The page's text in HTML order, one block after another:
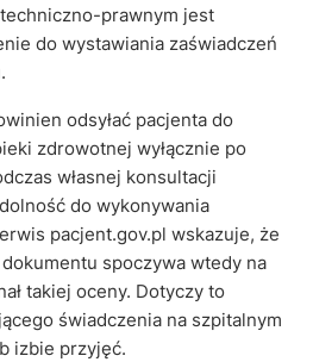
prawnym jest
do wystawiania zaświadczeń
odsyłać pacjenta do
zdrowotnej wyłącznie po
własnej konsultacji
do wykonywania
pacjent.gov.pl wskazuje, że
spoczywa wtedy na
takiej oceny. Dotyczy to
świadczenia na szpitalnym
izbie przyjęć.